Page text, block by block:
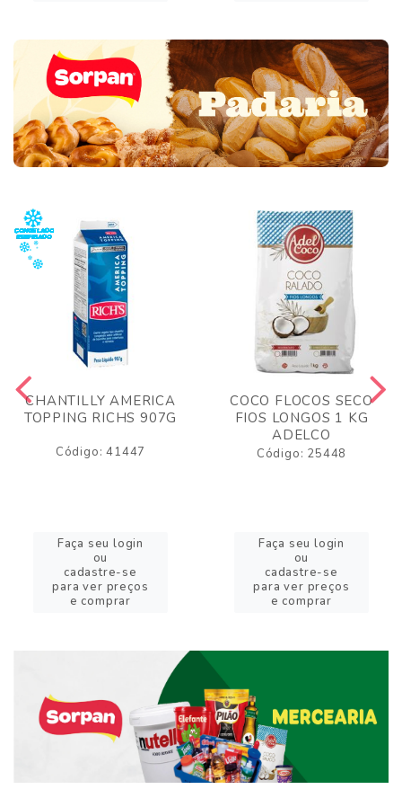
CHANTILLY AMERICA
TOPPING RICHS 907G
Código: 41447
Faça seu login
ou
cadastre-se
para ver preços
e comprar
COCO FLOCOS SECO
FIOS LONGOS 1 KG
ADELCO
Código: 25448
Faça seu login
ou
cadastre-se
para ver preços
e comprar